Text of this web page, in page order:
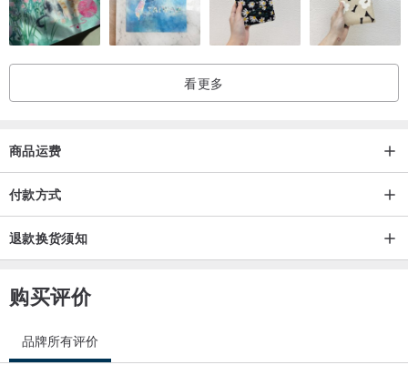
看更多
商品运费
付款方式
退款换货须知
购买评价
品牌所有评价